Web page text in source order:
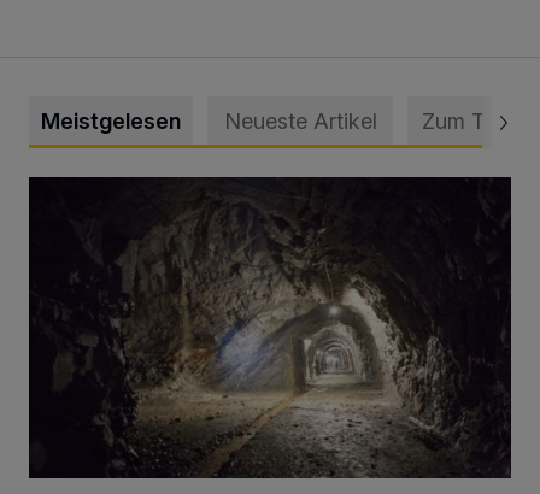
Meistgelesen Neueste Artikel Zum Thema